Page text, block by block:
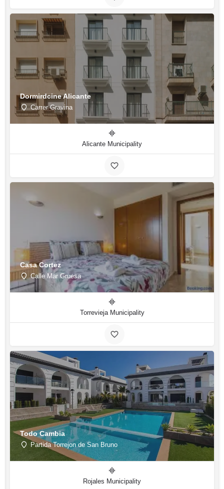
Dormirdcine Alicante
Carrer Gravina
Alicante Municipality
Casa Cortez
Calle Mar Gruesa
Torrevieja Municipality
Todo Cambia
Partida Torrejon de San Bruno
Rojales Municipality